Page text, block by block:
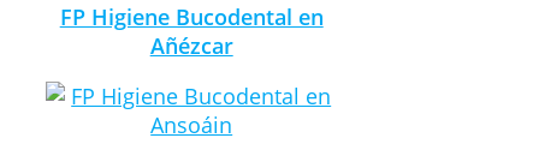
FP Higiene Bucodental en
Añézcar